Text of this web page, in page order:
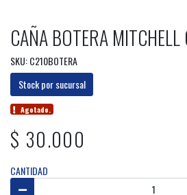
CAÑA BOTERA
SKU: C210BOTERA
Stock por sucursal
Agotado.
$ 30.000
CANTIDAD